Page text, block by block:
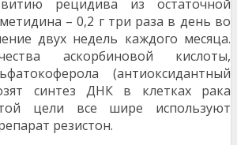
рецидива из остаточной
– 0,2 г три раза в день во
двух недель каждого месяца.
аскорбиновой кислоты,
(антиоксидантный
синтез ДНК в клетках рака
цели все шире используют
резистон.